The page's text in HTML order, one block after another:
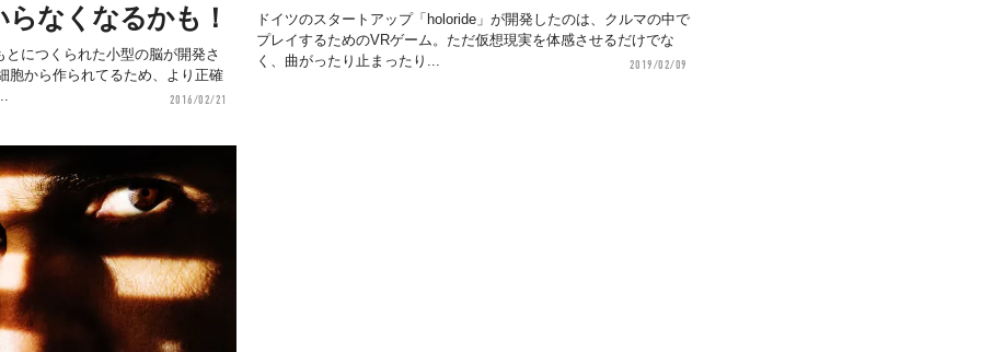
なくなるかも！
につくられた小型の脳が開発さ
胞から作られてるため、より正確
2016/02/21
ドイツのスタートアップ「holoride」が開発したのは、クルマの中で
プレイするためのVRゲーム。ただ仮想現実を体感させるだけでな
く、曲がったり止まったり...
2019/02/09